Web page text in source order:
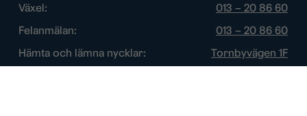
Växel:
013 – 20 86 60
Felanmälan:
013 – 20 86 60
Hämta och lämna nycklar:
Tornbyvägen 1F